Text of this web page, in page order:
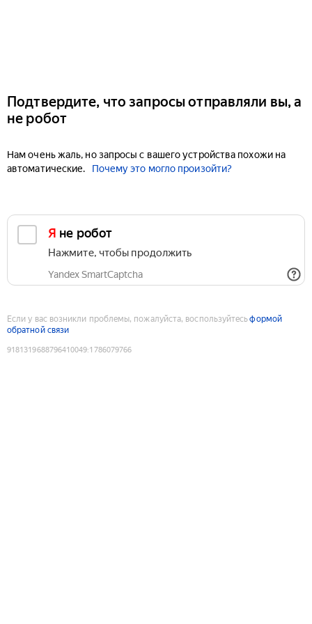
Подтвердите, что запросы отправляли вы, а
не робот
Нам очень жаль, но запросы с вашего устройства похожи на
автоматические.
Почему это могло произойти?
Я не робот
Нажмите, чтобы продолжить
Yandex SmartCaptcha
Если у вас возникли проблемы, пожалуйста, воспользуйтесьформой
обратной связи
9181319688796410049:1786079766